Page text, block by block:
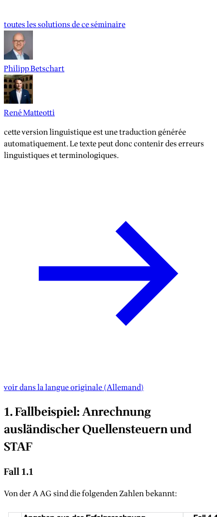
toutes les solutions de ce séminaire
Philipp Betschart
René Matteotti
cette version linguistique est une traduction générée
automatiquement. Le texte peut donc contenir des erreurs
linguistiques et terminologiques.
voir dans la langue originale(Allemand)
1. Fallbeispiel: Anrechnung
ausländischer Quellensteuern und
STAF
Fall 1.1
Von der A AG sind die folgenden Zahlen bekannt: